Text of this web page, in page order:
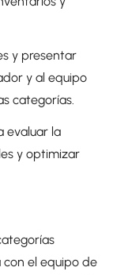
y presentar
y al equipo
categorías.
evaluar la
y optimizar
el equipo de